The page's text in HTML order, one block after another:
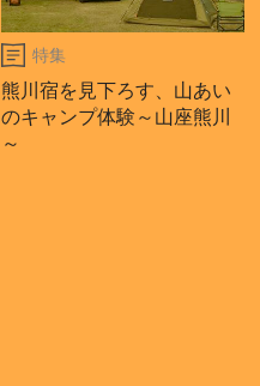
特集
熊川宿を見下ろす、山あい
のキャンプ体験～山座熊川
～